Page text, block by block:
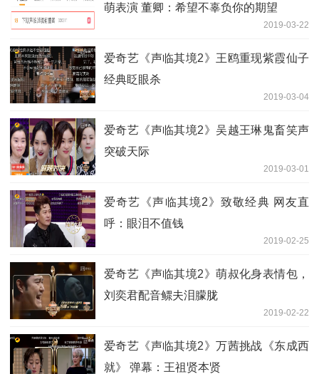
萌表演 董卿：希望不辜负你的期望
2019-03-22
爱奇艺《声临其境2》王鸥重现紫霞仙子
经典眨眼杀
2019-03-04
爱奇艺《声临其境2》吴越王琳鬼畜笑声
突破天际
2019-03-01
爱奇艺《声临其境2》致敬经典 网友直
呼：眼泪不值钱
2019-02-25
爱奇艺《声临其境2》萌叔化身表情包，
刘奕君配音鳏夫泪朦胧
2019-02-22
爱奇艺《声临其境2》万茜挑战《东成西
就》 弹幕：王祖贤本贤